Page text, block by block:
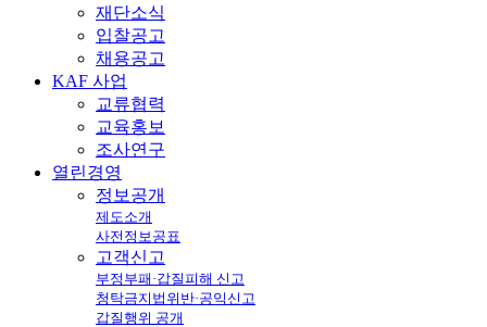
재단소식
입찰공고
채용공고
KAF 사업
교류협력
교육홍보
조사연구
열린경영
정보공개
제도소개
사전정보공표
고객신고
부정부패·갑질피해 신고
청탁금지법위반·공익신고
갑질행위 공개